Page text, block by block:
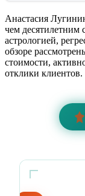
Анастасия
чем десятилетним
астрологией,
обзоре
стоимости,
отклики клиентов.